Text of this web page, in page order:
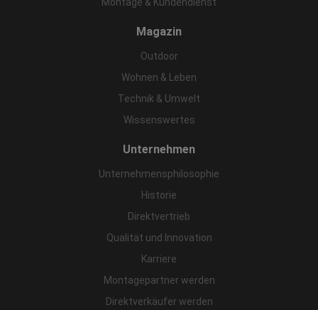
Magazin
Outdoor
Wohnen & Leben
Technik & Umwelt
Wissenswertes
Unternehmen
Unternehmensphilosophie
Historie
Direktvertrieb
Qualität und Innovation
Karriere
Montagepartner werden
Direktverkäufer werden